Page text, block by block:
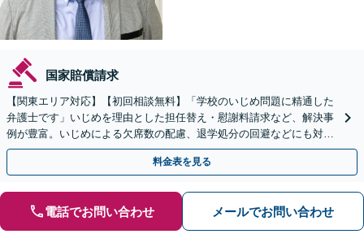
国家賠償請求
【関東エリア対応】【初回相談無料】「学校のいじめ問題に精通した
弁護士です」いじめを理由とした担任替え・慰謝料請求など、解決事
例が豊富。いじめによる欠席数の配慮、退学処分の回避などにも対応
可能です【夜間・休日相談可】【完全個室】
料金表を見る
電話でお問い合わせ メールでお問い合わせ